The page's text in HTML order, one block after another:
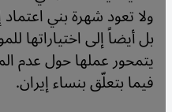
ولا تعود شهرة بني
بل أيضاً إلى اختياراتها
يتمحور عملها حول عدم
فيما بتعلّق بنساء إيران.